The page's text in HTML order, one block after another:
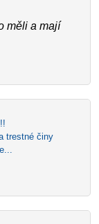
měli a mají
trestné činy